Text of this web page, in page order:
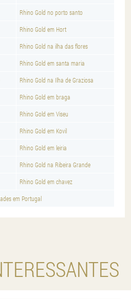
Rhino Gold no porto santo
Rhino Gold em Hort
Rhino Gold na ilha das flores
Rhino Gold em santa maria
Rhino Gold na Ilha de Graziosa
Rhino Gold em braga
Rhino Gold em Viseu
Rhino Gold em Kovil
Rhino Gold em leiria
Rhino Gold na Ribeira Grande
Rhino Gold em chavez
em Portugal